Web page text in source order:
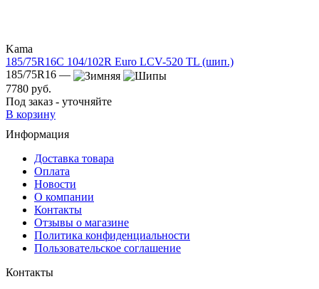
Kama
185/75R16C 104/102R Euro LCV-520 TL (шип.)
185/75R16 —
7780 руб.
Под заказ - уточняйте
В корзину
Информация
Доставка товара
Оплата
Новости
О компании
Контакты
Отзывы о магазине
Политика конфиденциальности
Пользовательское соглашение
Контакты